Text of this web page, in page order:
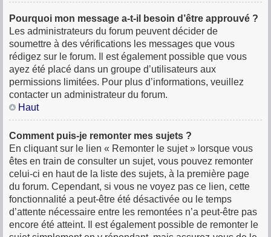
Pourquoi mon message a-t-il besoin d’être approuvé ?
Les administrateurs du forum peuvent décider de
soumettre à des vérifications les messages que vous
rédigez sur le forum. Il est également possible que vous
ayez été placé dans un groupe d’utilisateurs aux
permissions limitées. Pour plus d’informations, veuillez
contacter un administrateur du forum.
Haut
Comment puis-je remonter mes sujets ?
En cliquant sur le lien « Remonter le sujet » lorsque vous
êtes en train de consulter un sujet, vous pouvez remonter
celui-ci en haut de la liste des sujets, à la première page
du forum. Cependant, si vous ne voyez pas ce lien, cette
fonctionnalité a peut-être été désactivée ou le temps
d’attente nécessaire entre les remontées n’a peut-être pas
encore été atteint. Il est également possible de remonter le